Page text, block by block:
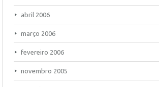
abril 2006
março 2006
fevereiro 2006
novembro 2005